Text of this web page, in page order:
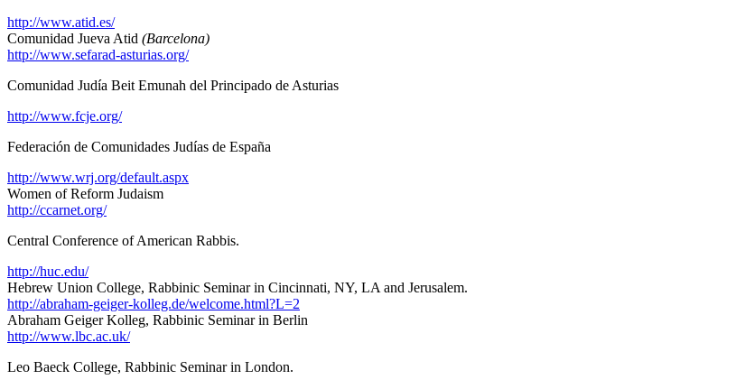
http://www.atid.es/
Comunidad Jueva Atid (Barcelona)
http://www.sefarad-asturias.org/
Comunidad Judía Beit Emunah del Principado de Asturias
http://www.fcje.org/
Federación de Comunidades Judías de España
http://www.wrj.org/default.aspx
Women of Reform Judaism
http://ccarnet.org/
Central Conference of American Rabbis.
http://huc.edu/
Hebrew Union College, Rabbinic Seminar in Cincinnati, NY, LA and Jerusalem.
http://abraham-geiger-kolleg.de/welcome.html?L=2
Abraham Geiger Kolleg, Rabbinic Seminar in Berlin
http://www.lbc.ac.uk/
Leo Baeck College, Rabbinic Seminar in London.